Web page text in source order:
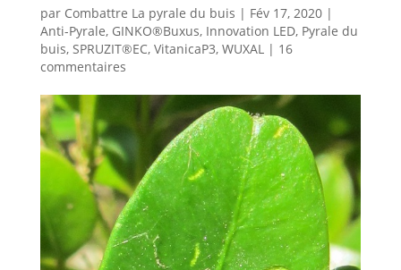
par Combattre La pyrale du buis | Fév 17, 2020|
Anti-Pyrale, GINKO®Buxus, Innovation LED, Pyrale du
buis, SPRUZIT®EC, VitanicaP3, WUXAL| 16
commentaires